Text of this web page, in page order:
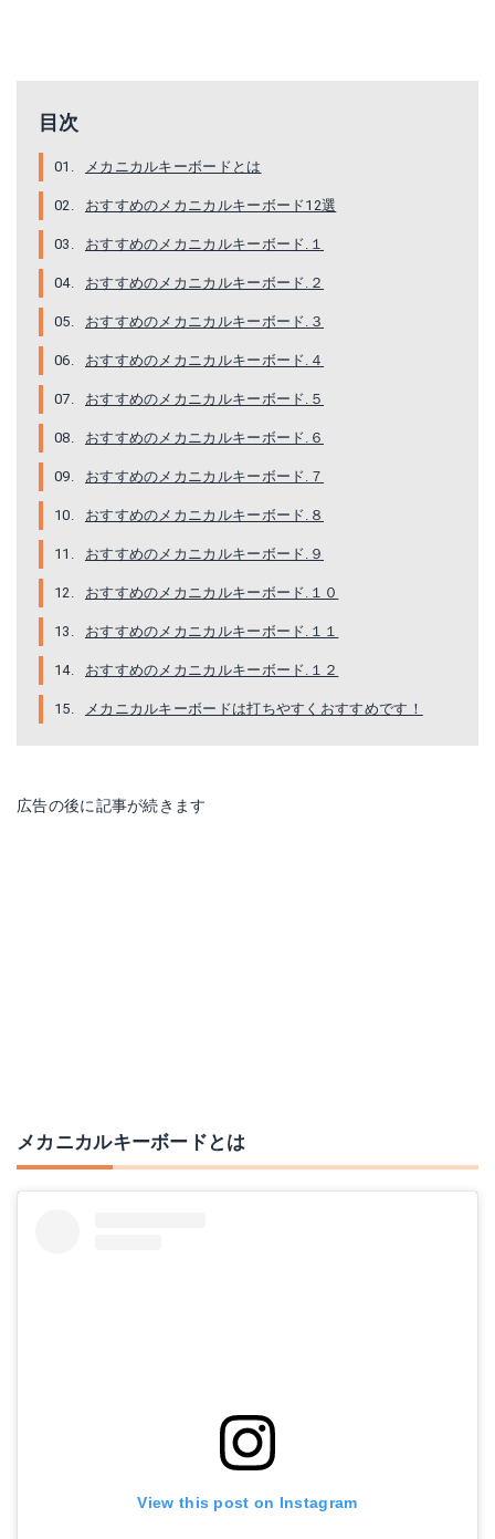
目次
メカニカルキーボードとは
おすすめのメカニカルキーボード12選
おすすめのメカニカルキーボード.１
おすすめのメカニカルキーボード.２
おすすめのメカニカルキーボード.３
おすすめのメカニカルキーボード.４
おすすめのメカニカルキーボード.５
おすすめのメカニカルキーボード.６
おすすめのメカニカルキーボード.７
おすすめのメカニカルキーボード.８
おすすめのメカニカルキーボード.９
おすすめのメカニカルキーボード.１０
おすすめのメカニカルキーボード.１１
おすすめのメカニカルキーボード.１２
メカニカルキーボードは打ちやすくおすすめです！
広告の後に記事が続きます
Amazonで詳細を見る Amazonで詳細を見る
Amazonで詳細を見る
メカニカルキーボードとは
View this post on Instagram